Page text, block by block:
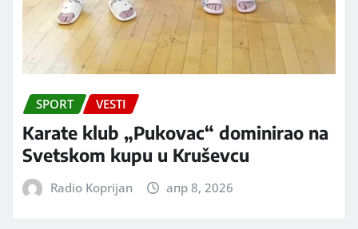
SPORT VESTI
Karate klub „Pukovac“ dominirao na
Svetskom kupu u Kruševcu
Radio Koprijan апр 8, 2026